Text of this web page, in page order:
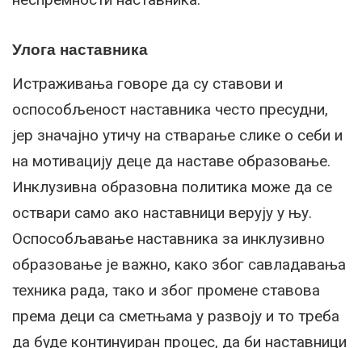
Улога наставника
Истраживања говоре да су ставови и
оспособљеност наставника често пресудни,
јер значајно утичу на стварање слике о себи и
на мотивацију деце да наставе образовање.
Инклузивна образовна политика може да се
оствари само ако наставници верују у њу.
Оспособљавање наставника за инклузивно
образовање је важно, како због савладавања
техника рада, тако и због промене ставова
према деци са сметњама у развоју и то треба
да буде континуиран процес, да би наставници